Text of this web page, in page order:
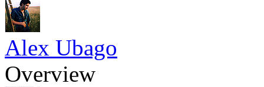
Alex Ubago
Overview